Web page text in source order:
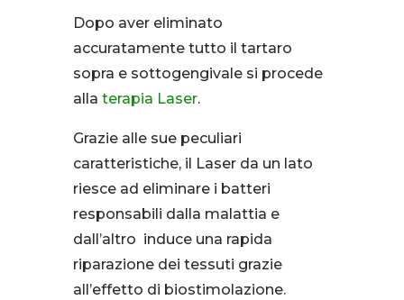
Dopo aver eliminato
accuratamente tutto il tartaro
sopra e sottogengivale si procede
alla terapia Laser.
Grazie alle sue peculiari
caratteristiche, il Laser da un lato
riesce ad eliminare i batteri
responsabili dalla malattia e
dall’altro induce una rapida
riparazione dei tessuti grazie
all’effetto di biostimolazione.